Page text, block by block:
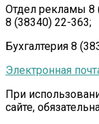
Отдел рекламы 8
8 (38340) 22-363;
Бухгалтерия 8
Электронная
При
сайте,